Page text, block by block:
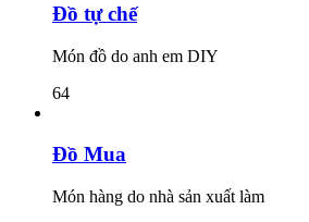
Đồ tự chế
Món đồ do anh em DIY
64
Đồ Mua
Món hàng do nhà sản xuất làm